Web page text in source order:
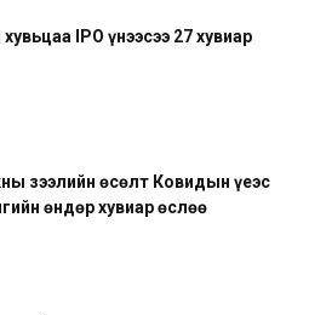
IPO үнээсээ 27 хувиар
зээлийн өсөлт Ковидын үеэс
өндөр хувиар өслөө